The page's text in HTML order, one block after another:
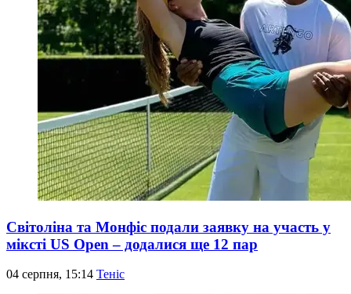
Світоліна та Монфіс подали заявку на участь у
міксті US Open – додалися ще 12 пар
04 серпня, 15:14 Теніс